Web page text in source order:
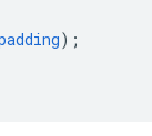
);